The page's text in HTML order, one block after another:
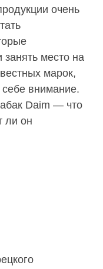
очень
занять место на
марок,
себе внимание.
Daim — что
ли он